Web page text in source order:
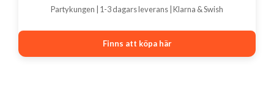
Partykungen | 1-3 dagars leverans | Klarna & Swish
Finns att köpa här